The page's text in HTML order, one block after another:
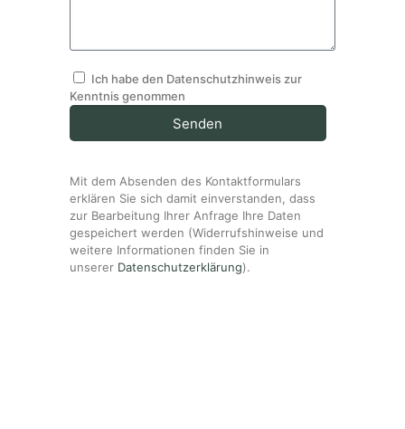
Ich habe den Datenschutzhinweis zur
Kenntnis genommen
Senden
Mit dem Absenden des Kontaktformulars
erklären Sie sich damit einverstanden, dass
zur Bearbeitung Ihrer Anfrage Ihre Daten
gespeichert werden (Widerrufshinweise und
weitere Informationen finden Sie in
unserer Datenschutzerklärung).